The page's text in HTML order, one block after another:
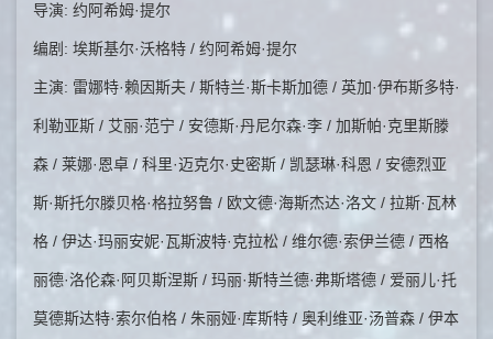
导演: 约阿希姆·提尔
编剧: 埃斯基尔·沃格特 / 约阿希姆·提尔
主演: 雷娜特·赖因斯夫 / 斯特兰·斯卡斯加德 / 英加·伊布斯多特·
利勒亚斯 / 艾丽·范宁 / 安德斯·丹尼尔森·李 / 加斯帕·克里斯滕
森 / 莱娜·恩卓 / 科里·迈克尔·史密斯 / 凯瑟琳·科恩 / 安德烈亚
斯·斯托尔滕贝格·格拉努鲁 / 欧文德·海斯杰达·洛文 / 拉斯·瓦林
格 / 伊达·玛丽安妮·瓦斯波特·克拉松 / 维尔德·索伊兰德 / 西格
丽德·洛伦森·阿贝斯涅斯 / 玛丽·斯特兰德·弗斯塔德 / 爱丽儿·托
莫德斯达特·索尔伯格 / 朱丽娅·库斯特 / 奥利维亚·汤普森 / 伊本